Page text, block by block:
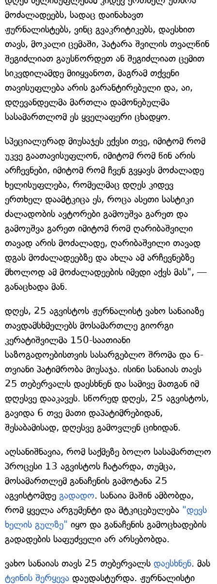
მოძალადეებს, სადაც დაინახავთ
ჟურნალისტებს, ვინც გვაკრიტიკებს, დაესხით
თავს, მოკალი ცემაში, პატარა შვილის თვალწინ
შეგიძლიათ გაუსწორდეთ ან შეგიძლიათ ცემით
სიკვდილამდე მიიყვანოთ, მაგრამ თქვენი
თავისუფლება არის გარანტირებული და, აი,
დღევანდელმა მართლა დამონებულმა
სასამართლომ ეს ყველაფერი ცხადყო.
სპეციალურად მიუსაჯეს ექვსი თვე, იმიტომ რომ
უკვე გაათავისუფლონ, იმიტომ რომ წინ არის
არჩევნები, იმიტომ რომ ჩვენ გვყავს მოძალადე
ხელისუფლება, რომელმაც დღეს კიდევ
ერთხელ დაამტკიცა ეს, როცა ასეთი სასტიკი
ძალადობის ავტორები გამოუშვა გარეთ და
გამოუშვა გარეთ იმიტომ რომ ღარიბაშვილი
თავად არის მოძალადე, ღარიბაშვილი თავად
დგას მოძალადეებზე და ახლა ამ არჩევნებზე
მხოლოდ ამ მოძალადეების იმედი აქვს მას", —
განაცხადა მან.
დღეს, 25 აგვისტოს ჟურნალისტ ვახო სანაიაზე
თავდამსხმელებს მოსამართლე გიორგი
კერატიშვილმა 150-საათიანი
საზოგადოებისთვის სასარგებლო შრომა და 6-
თვიანი პატიმრობა მიუსაჯა. ისინი სანაიას თავს
25 თებერვალს დაესხნენ და სამივე მათგან იმ
დღესვე დააკავეს. სწორედ დღეს, 25 აგვისტოს,
გავიდა 6 თვე მათი დაპატიმრებიდან,
შესაბამისად, დღესვე გამოვლენ ციხიდან.
აღსანიშნავია, რომ საქმეზე ბოლო სასამართლო
პროცესი 13 აგვისტოს ჩატარდა, თუმცა,
მოსამართლემ განაჩენის გამოტანა 25
აგვისტომდე გადადო. სანაია მაშინ ამბობდა,
რომ ყველა არგუმენტი და მტკიცებულება "დევს
ხელის გულზე" იყო და განაჩენის გამოცხადების
გადადების საფუძველი არ არსებობდა.
ვახო სანაიას თავს 25 თებერვალს დაესხნენ. მას
ტვინის შერყევა დაუდასტურდა. ჟურნალისტი